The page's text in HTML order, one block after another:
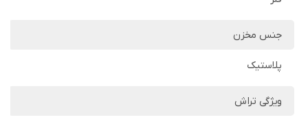
جنس مخزن
پلاستیک
ویژگی تراش